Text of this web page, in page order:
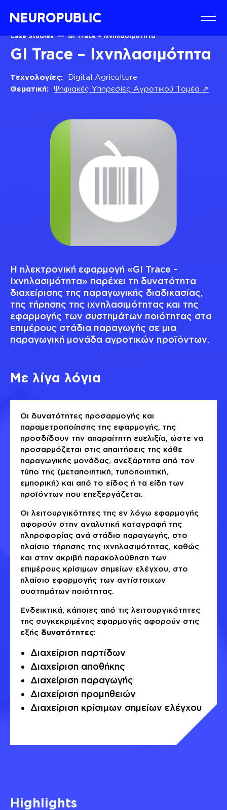
Case Studies GI Trace – Ιχνηλασιμότητα
GI Trace – Ιχνηλασιμότητα
Τεχνολογίες:
Digital Agriculture
Θεματική: Ψηφιακές Υπηρεσίες Αγροτικού Τομέα ↗
Η ηλεκτρονική εφαρμογή «GI Trace –
Ιχνηλασιμότητα» παρέχει τη δυνατότητα
διαχείρισης της παραγωγικής διαδικασίας,
της τήρησης της ιχνηλασιμότητας και της
εφαρμογής των συστημάτων ποιότητας στα
επιμέρους στάδια παραγωγής σε μια
παραγωγική μονάδα αγροτικών προϊόντων.
Με λίγα λόγια
Οι δυνατότητες προσαρμογής και
παραμετροποίησης της εφαρμογής, της
προσδίδουν την απαραίτητη ευελιξία, ώστε να
προσαρμόζεται στις απαιτήσεις της κάθε
παραγωγικής μονάδας, ανεξάρτητα από τον
τύπο της (μεταποιητική, τυποποιητική,
εμπορική) και από το είδος ή τα είδη των
προϊόντων που επεξεργάζεται.
Οι λειτουργικότητες της εν λόγω εφαρμογής
αφορούν στην αναλυτική καταγραφή της
πληροφορίας ανά στάδιο παραγωγής, στο
πλαίσιο τήρησης της ιχνηλασιμότητας, καθώς
και στην ακριβή παρακολούθηση των
επιμέρους κρίσιμων σημείων ελέγχου, στο
πλαίσιο εφαρμογής των αντίστοιχων
συστημάτων ποιότητας.
Ενδεικτικά, κάποιες από τις λειτουργικότητες
της συγκεκριμένης εφαρμογής αφορούν στις
εξής δυνατότητες:
Διαχείριση παρτίδων
Διαχείριση αποθήκης
Διαχείριση παραγωγής
Διαχείριση προμηθειών
Διαχείριση κρίσιμων σημείων ελέγχου
Highlights